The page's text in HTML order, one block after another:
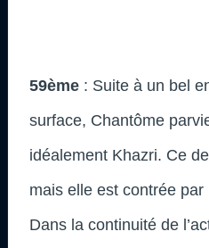
59ème : Suite à un bel
surface, Chantôme
idéalement Khazri. Ce
mais elle est contrée
Dans la continuité de